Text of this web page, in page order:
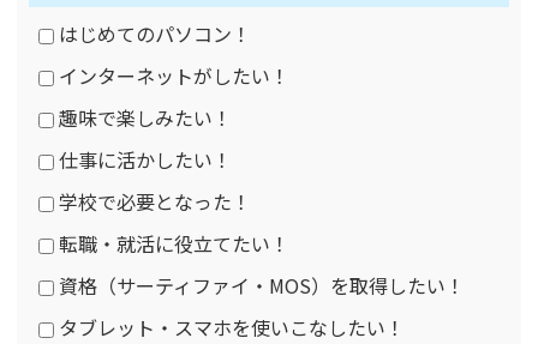
はじめてのパソコン！
インターネットがしたい！
趣味で楽しみたい！
仕事に活かしたい！
学校で必要となった！
転職・就活に役立てたい！
資格（サーティファイ・MOS）を取得したい！
タブレット・スマホを使いこなしたい！